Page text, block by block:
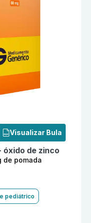
Visualizar Bula
óxido de zinco
de pomada
pediátrico